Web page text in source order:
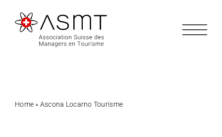
contenu
Home » Ascona Locarno Tourisme